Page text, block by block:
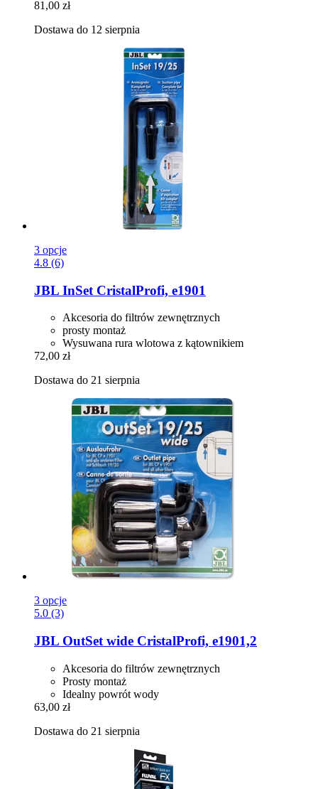
81,00 zł
Dostawa do 12 sierpnia
3 opcje
4.8 (6)
JBL InSet CristalProfi, e1901
Akcesoria do filtrów zewnętrznych
prosty montaż
Wysuwana rura wlotowa z kątownikiem
72,00 zł
Dostawa do 21 sierpnia
3 opcje
5.0 (3)
JBL OutSet wide CristalProfi, e1901,2
Akcesoria do filtrów zewnętrznych
Prosty montaż
Idealny powrót wody
63,00 zł
Dostawa do 21 sierpnia